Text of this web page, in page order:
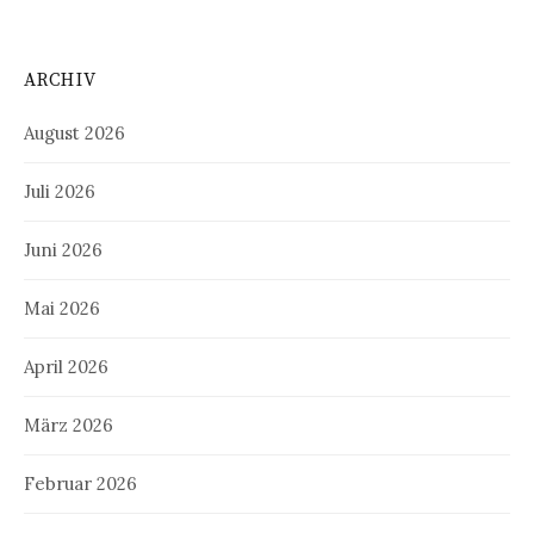
ARCHIV
August 2026
Juli 2026
Juni 2026
Mai 2026
April 2026
März 2026
Februar 2026